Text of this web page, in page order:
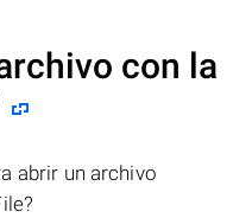
con la
abrir un archivo